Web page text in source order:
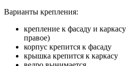
Варианты крепления:
крепление к фасаду и
правое)
корпус крепится к фасаду
крышка крепится к каркасу